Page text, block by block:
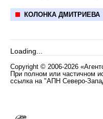
КОЛОНКА ДМИТРИЕВА
Loading...
Copyright © 2006-2026
При полном или частичном
ссылка на "АПН Северо-